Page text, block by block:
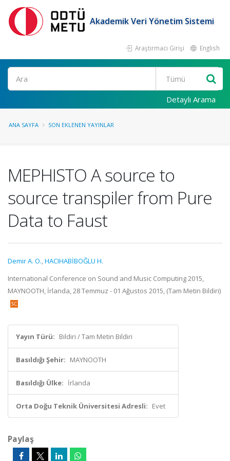
Akademik Veri Yönetim Sistemi
Araştırmacı Girişi English
Ara
Detaylı Arama
ANA SAYFA SON EKLENEN YAYINLAR
MEPHISTO A source to
source transpiler from Pure
Data to Faust
Demir A. O.,HACIHABİBOĞLU H.
International Conference on Sound and Music Computing 2015,
MAYNOOTH, İrlanda, 28 Temmuz - 01 Ağustos 2015, (Tam Metin Bildiri)
Yayın Türü: Bildiri / Tam Metin Bildiri
Basıldığı Şehir: MAYNOOTH
Basıldığı Ülke: İrlanda
Orta Doğu Teknik Üniversitesi Adresli: Evet
Paylaş